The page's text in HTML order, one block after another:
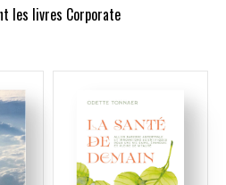
les livres Corporate